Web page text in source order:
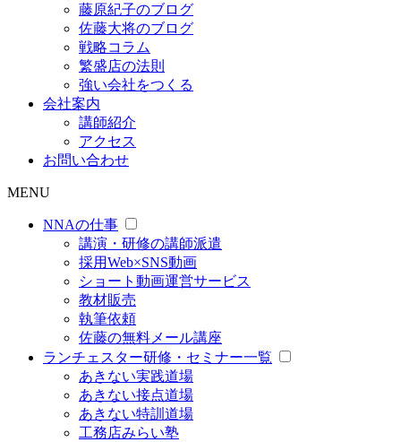
藤原紀子のブログ
佐藤大将のブログ
戦略コラム
繁盛店の法則
強い会社をつくる
会社案内
講師紹介
アクセス
お問い合わせ
MENU
NNAの仕事
講演・研修の講師派遣
採用Web×SNS動画
ショート動画運営サービス
教材販売
執筆依頼
佐藤の無料メール講座
ランチェスター研修・セミナー一覧
あきない実践道場
あきない接点道場
あきない特訓道場
工務店みらい塾